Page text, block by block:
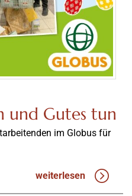
und Gutes tun
im Globus für
weiterlesen